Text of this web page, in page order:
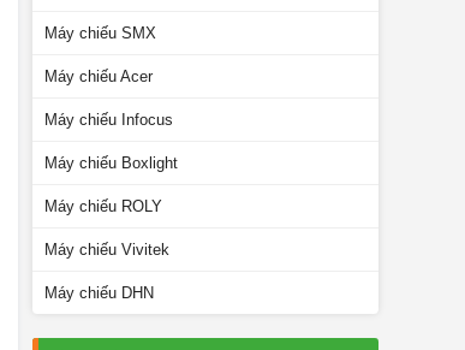
Máy chiếu SMX
Máy chiếu Acer
Máy chiếu Infocus
Máy chiếu Boxlight
Máy chiếu ROLY
Máy chiếu Vivitek
Máy chiếu DHN